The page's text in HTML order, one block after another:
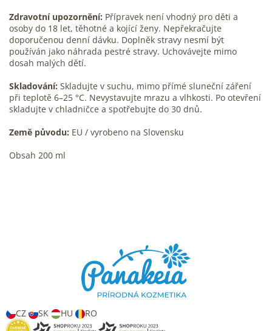
Zdravotní upozornění: Přípravek není vhodný pro děti a
osoby do 18 let, těhotné a kojící ženy. Nepřekračujte
doporučenou denní dávku. Doplněk stravy nesmí být
používán jako náhrada pestré stravy. Uchovávejte mimo
dosah malých dětí.
Skladování: Skladujte v suchu, mimo přímé sluneční záření
při teplotě 6–25 °C. Nevystavujte mrazu a vlhkosti. Po otevření
skladujte v chladničce a spotřebujte do 30 dnů.
Země původu: EU / vyrobeno na Slovensku
Obsah 200 ml
CZ SK HU RO